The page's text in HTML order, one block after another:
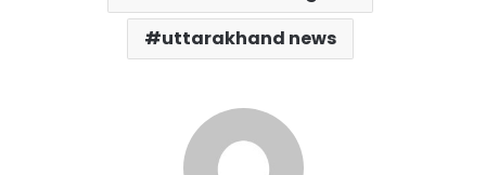
uttarakhand news